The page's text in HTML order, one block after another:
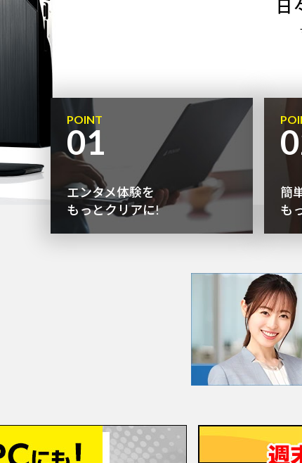
日
POINT
01
エンタメ体験を
もっとクリアに!
簡
も